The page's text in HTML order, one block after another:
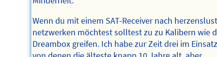
Wenn du mit einem SAT-Receiver nach
netzwerken möchtest solltest zu zu Kalibern wie
Dreambox greifen. Ich habe zur Zeit drei im